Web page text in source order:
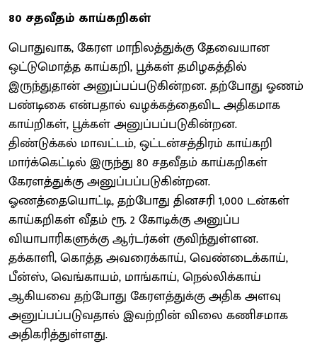
80 சதவீதம் காய்கறிகள்
பொதுவாக, கேரள மாநிலத்துக்கு தேவையான
ஒட்டுமொத்த காய்கறி, பூக்கள் தமிழகத்தில்
இருந்துதான் அனுப்பப்படுகின்றன. தற்போது ஓணம்
பண்டிகை என்பதால் வழக்கத்தைவிட அதிகமாக
காய்றிகள், பூக்கள் அனுப்பப்படுகின்றன.
திண்டுக்கல் மாவட்டம், ஒட்டன்சத்திரம் காய்கறி
மார்க்கெட்டில் இருந்து 80 சதவீதம் காய்கறிகள்
கேரளத்துக்கு அனுப்பப்படுகின்றன.
ஓணத்தையொட்டி, தற்போது தினசரி 1,000 டன்கள்
காய்கறிகள் வீதம் ரூ. 2 கோடிக்கு அனுப்ப
வியாபாரிகளுக்கு ஆர்டர்கள் குவிந்துள்ளன.
தக்காளி, கொத்த அவரைக்காய், வெண்டைக்காய்,
பீன்ஸ், வெங்காயம், மாங்காய், நெல்லிக்காய்
ஆகியவை தற்போது கேரளத்துக்கு அதிக அளவு
அனுப்பப்படுவதால் இவற்றின் விலை கணிசமாக
அதிகரித்துள்ளது.